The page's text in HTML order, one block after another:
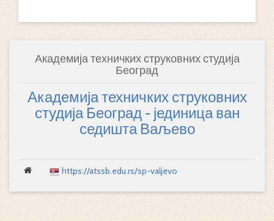
Академија техничких струковних студија
Београд
Академија техничких струковних
студија Београд - јединица ван
седишта Ваљево
https://atssb.edu.rs/sp-valjevo